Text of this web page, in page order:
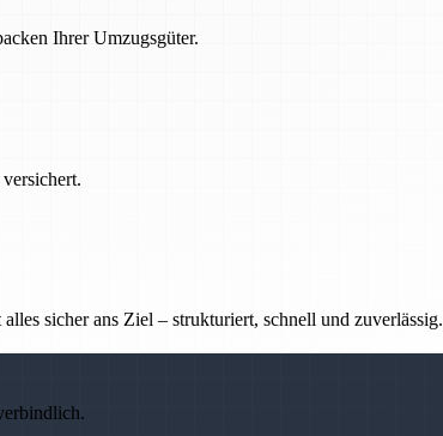
Ihrer Umzugsgüter.
sicher ans Ziel – strukturiert, schnell und zuverlässig.